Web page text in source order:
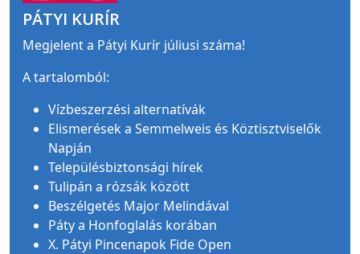
PÁTYI KURÍR
Megjelent a Pátyi Kurír júliusi száma!
A tartalomból:
Vízbeszerzési alternatívák
Elismerések a Semmelweis és Köztisztviselők
Napján
Településbiztonsági hírek
Tulipán a rózsák között
Beszélgetés Major Melindával
Páty a Honfoglalás korában
X. Pátyi Pincenapok Fide Open